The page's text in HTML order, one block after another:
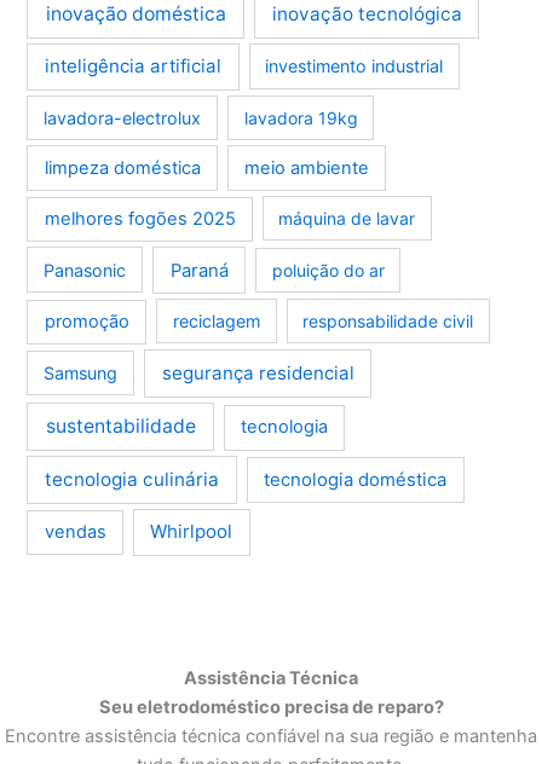
inovação doméstica inovação tecnológica
inteligência artificial investimento industrial
lavadora-electrolux lavadora 19kg
limpeza doméstica meio ambiente
melhores fogões 2025 máquina de lavar
Panasonic Paraná poluição do ar
promoção reciclagem responsabilidade civil
Samsung segurança residencial
sustentabilidade tecnologia
tecnologia culinária tecnologia doméstica
vendas Whirlpool
Assistência Técnica
Seu eletrodoméstico precisa de reparo?
Encontre assistência técnica confiável na sua região e mantenha